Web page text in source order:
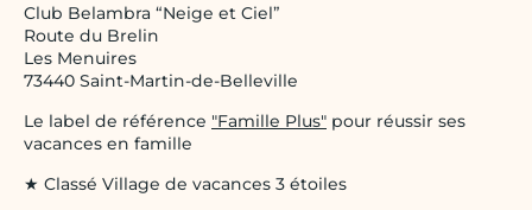
Club Belambra “Neige et Ciel”
Route du Brelin
Les Menuires
73440 Saint-Martin-de-Belleville
Le label de référence "Famille Plus" pour réussir ses
vacances en famille
★ Classé Village de vacances 3 étoiles